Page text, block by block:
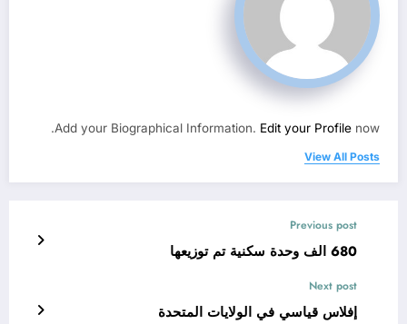
Add your Biographical Information. Edit your Profile now.
View All Posts
Previous post
680 الف وحدة سكنية تم توزيعها
Next post
إفلاس قياسي في الولايات المتحدة